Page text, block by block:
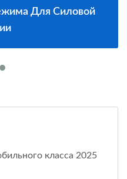
Для Силовой
класса 2025